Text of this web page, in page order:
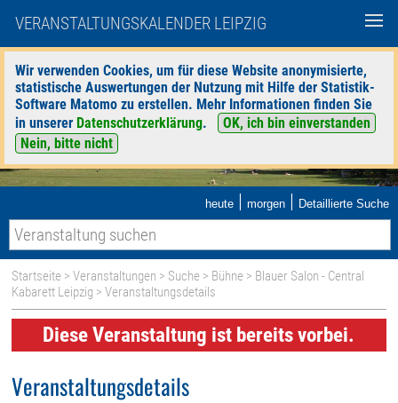
VERANSTALTUNGSKALENDER LEIPZIG
Wir verwenden Cookies, um für diese Website anonymisierte,
statistische Auswertungen der Nutzung mit Hilfe der Statistik-
Software Matomo zu erstellen. Mehr Informationen finden Sie
in unserer Datenschutzerklärung.
OK, ich bin einverstanden
Nein, bitte nicht
heute | morgen | Detaillierte Suche
Startseite >Veranstaltungen > Suche > Bühne > Blauer Salon - Central
Kabarett Leipzig > Veranstaltungsdetails
Diese Veranstaltung ist bereits vorbei.
Veranstaltungsdetails